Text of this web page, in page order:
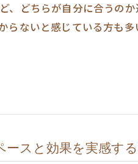
、どちらが自分に合うの
らないと感じている方も多
スと効果を実感す